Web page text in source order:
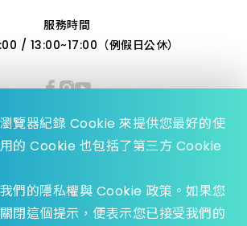
服務時間
/ 13:00~17:00（例假日公休）
Yu Hardware., All Rights reserved.
覽器紀錄 Cookie 來提供您最好的使
的 Cookie 也包括了第三方 Cookie
們的隱私權與 Cookie 政策。如果您
閉這個提示，便表示您已接受我們的